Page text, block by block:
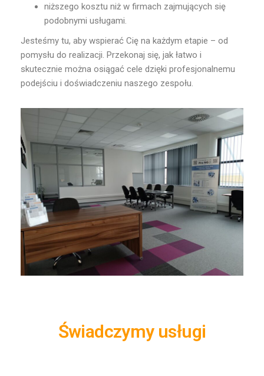
niższego kosztu niż w firmach zajmujących się
podobnymi usługami.
Jesteśmy tu, aby wspierać Cię na każdym etapie – od
pomysłu do realizacji. Przekonaj się, jak łatwo i
skutecznie można osiągać cele dzięki profesjonalnemu
podejściu i doświadczeniu naszego zespołu.
Świadczymy usługi